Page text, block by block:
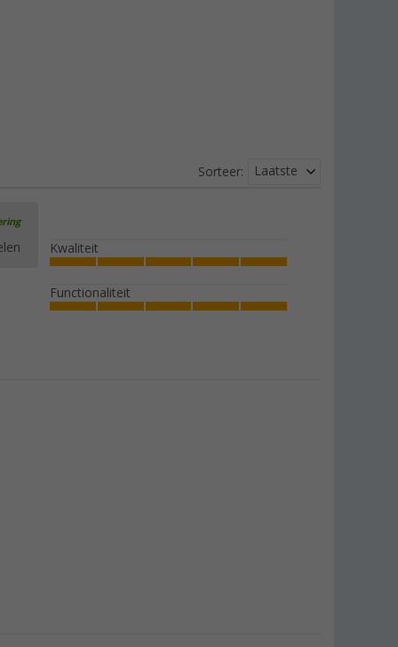
Sorteer: Laatste
Kwaliteit
Functionaliteit